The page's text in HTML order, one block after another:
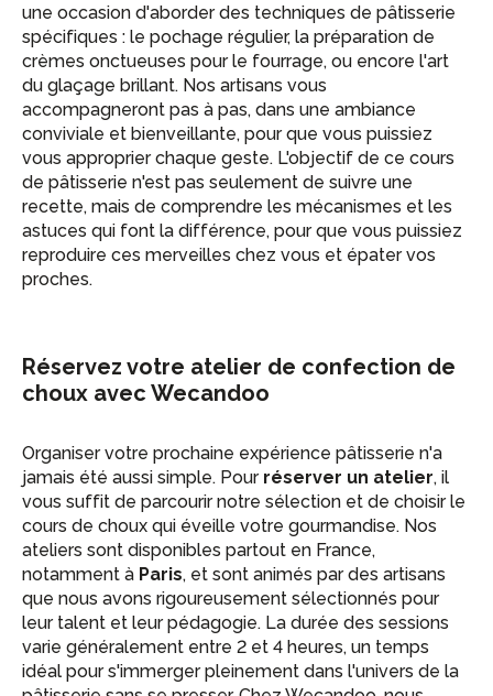
une occasion d'aborder des techniques de pâtisserie
spécifiques : le pochage régulier, la préparation de
crèmes onctueuses pour le fourrage, ou encore l'art
du glaçage brillant. Nos artisans vous
accompagneront pas à pas, dans une ambiance
conviviale et bienveillante, pour que vous puissiez
vous approprier chaque geste. L'objectif de ce cours
de pâtisserie n'est pas seulement de suivre une
recette, mais de comprendre les mécanismes et les
astuces qui font la différence, pour que vous puissiez
reproduire ces merveilles chez vous et épater vos
proches.
Réservez votre atelier de confection de
choux avec Wecandoo
Organiser votre prochaine expérience pâtisserie n'a
jamais été aussi simple. Pour réserver un atelier, il
vous suffit de parcourir notre sélection et de choisir le
cours de choux qui éveille votre gourmandise. Nos
ateliers sont disponibles partout en France,
notamment à Paris, et sont animés par des artisans
que nous avons rigoureusement sélectionnés pour
leur talent et leur pédagogie. La durée des sessions
varie généralement entre 2 et 4 heures, un temps
idéal pour s'immerger pleinement dans l'univers de la